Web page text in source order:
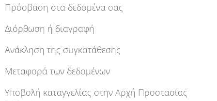
Πρόσβαση στα δεδομένα σας
Διόρθωση ή διαγραφή
Ανάκληση της συγκατάθεσης
Μεταφορά των δεδομένων
Υποβολή καταγγελίας στην Αρχή Προστασίας